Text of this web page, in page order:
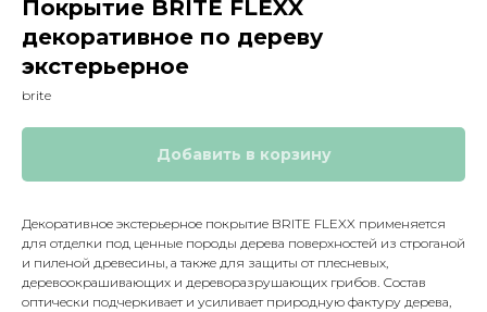
Покрытие BRITE FLEXX
декоративное по дереву
экстерьерное
brite
Добавить в корзину
Декоративное экстерьерное покрытие BRITE FLEXX применяется
для отделки под ценные породы дерева поверхностей из строганой
и пиленой древесины, а также для защиты от плесневых,
деревоокрашивающих и дереворазрушающих грибов. Состав
оптически подчеркивает и усиливает природную фактуру дерева,